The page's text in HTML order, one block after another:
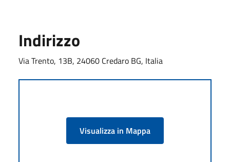
Indirizzo
Via Trento, 13B, 24060 Credaro BG, Italia
Visualizza in Mappa